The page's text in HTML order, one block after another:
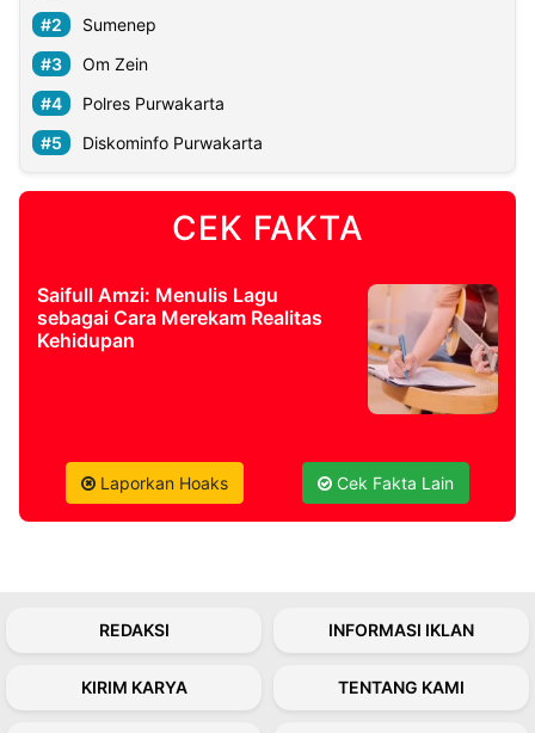
Kabarbaru
Sumenep
Om Zein
Polres Purwakarta
Diskominfo Purwakarta
CEK FAKTA
Saifull Amzi: Menulis Lagu
sebagai Cara Merekam Realitas
Kehidupan
Laporkan Hoaks Cek Fakta Lain
REDAKSI INFORMASI IKLAN
KIRIM KARYA TENTANG KAMI